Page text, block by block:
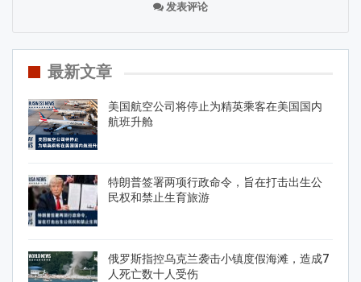
发表评论
最新文章
美国航空公司将停止为精英乘客在美国国内
航班升舱
特朗普签署两项行政命令，旨在打击出生公
民权和禁止生育旅游
俄罗斯指控乌克兰袭击小镇度假海滩，造成7
人死亡数十人受伤